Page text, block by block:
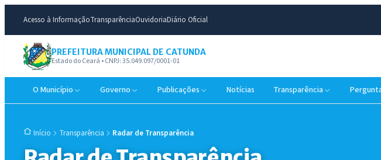
Acesso à InformaçãoTransparênciaOuvidoriaDiário Oficial
PREFEITURA MUNICIPAL DE CATUNDA
Estado do Ceará • CNPJ: 35.049.097/0001-01
O Município Governo Publicações Notícias Transparência
Início Transparência Radar de Transparência